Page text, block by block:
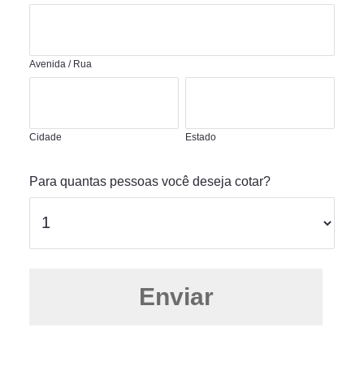
Avenida / Rua
Cidade Estado
Para quantas pessoas você deseja cotar?
Enviar